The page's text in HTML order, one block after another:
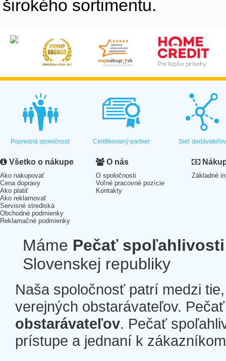
širokého sortimentu.
Popredná spoločnosť Certifikovaný partner Sieť dodávateľov
Všetko o nákupe
Ako nakupovať
Cena dopravy
Ako platiť
Ako reklamovať
Servisné strediská
Obchodné podmienky
Reklamačné podmienky
O nás
O spoločnosti
Voľné pracovné pozície
Kontakty
Základné
Máme Pečať spoľahlivosti
Slovenskej republiky
Naša spoločnosť patrí medzi
verejných obstarávateľov.
obstarávateľov. Pečať
prístupe a jednaní k